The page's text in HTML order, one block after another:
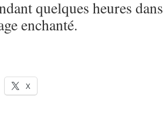
quelques heures
enchanté.
X